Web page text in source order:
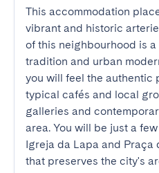
This accommodation
vibrant and historic
of this neighbourhood is
tradition and urban
you will feel the authentic
typical cafés and local
galleries and
area. You will be just a
Igreja da Lapa and Praça
that preserves the city's